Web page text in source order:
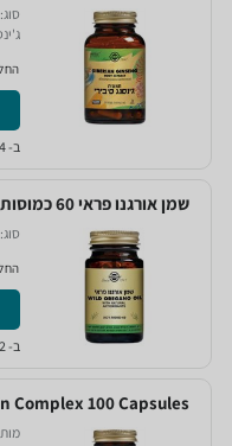
ב- 4 חנויות
שמן אורגנו פראי 60 כמוסות Solgar
סוג:
ב- 2 חנויות
Complex 100 Capsules